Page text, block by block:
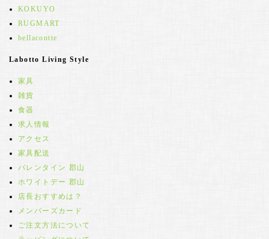
KOKUYO
RUGMART
bellacontte
Labotto Living Style
家具
雑貨
食器
求人情報
アクセス
家具配送
バレンタイン 郡山
ホワイトデー 郡山
店長おすすめは？
メンバーズカード
ご注文方法について